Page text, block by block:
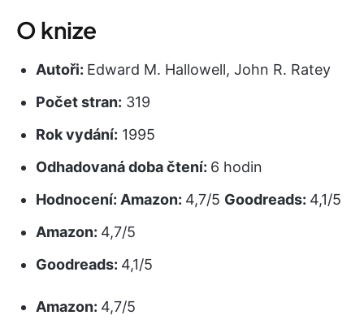
O knize
Autoři: Edward M. Hallowell, John R. Ratey
Počet stran: 319
Rok vydání: 1995
Odhadovaná doba čtení: 6 hodin
Hodnocení: Amazon: 4,7/5 Goodreads: 4,1/5
Amazon: 4,7/5
Goodreads: 4,1/5
Amazon: 4,7/5